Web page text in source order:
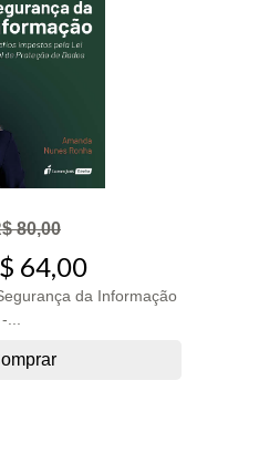
80,00
64,00
da Informação
-...